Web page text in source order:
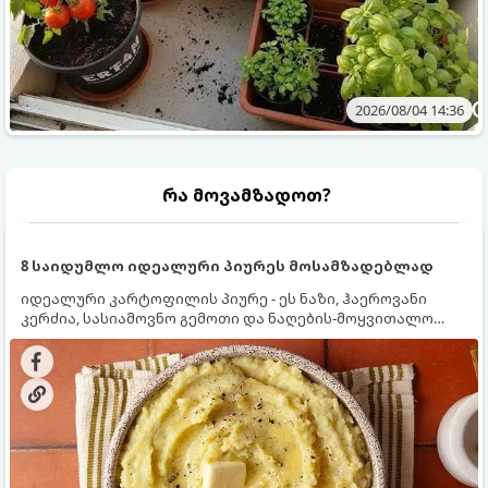
2026/08/04 14:36
რა მოვამზადოთ?
8 საიდუმლო იდეალური პიურეს მოსამზადებლად
იდეალური კარტოფილის პიურე - ეს ნაზი, ჰაეროვანი
კერძია, სასიამოვნო გემოთი და ნაღების-მოყვითალო
ფერით. მისი მომზადება ძალიან მარტივია, მაგრამ
არსებობს რამდენიმე საიდუმლო, რომლებიც უნდა
იცოდეთ, რომ პიურე იდეალურად გემრიელი გამოვიდეს.